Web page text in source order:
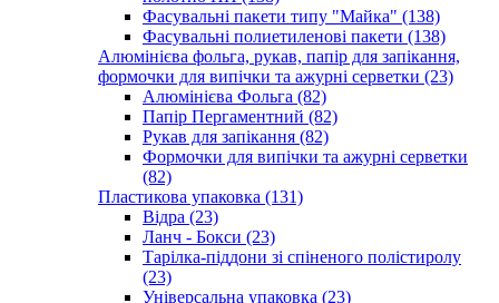
Фасувальні пакети типу "Майка" (138)
Фасувальні полиетиленові пакети (138)
Алюмінієва фольга, рукав, папір для запікання,
формочки для випічки та ажурні серветки (23)
Алюмінієва Фольга (82)
Папір Пергаментний (82)
Рукав для запікання (82)
Формочки для випічки та ажурні серветки
(82)
Пластикова упаковка (131)
Відра (23)
Ланч - Бокси (23)
Тарілка-піддони зі спіненого полістиролу
(23)
Універсальна упаковка (23)